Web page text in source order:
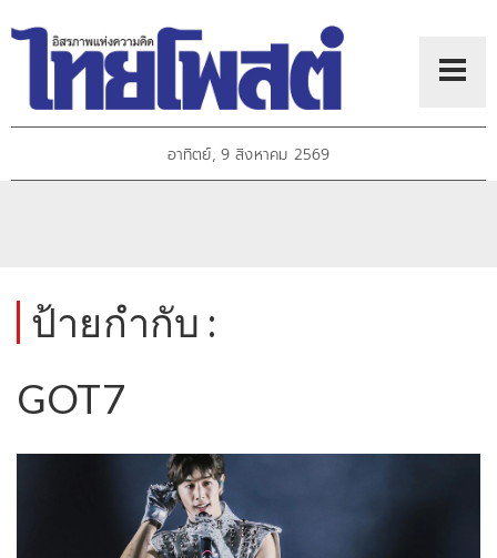
อาทิตย์, 9 สิงหาคม 2569
ป้ายกำกับ :
GOT7